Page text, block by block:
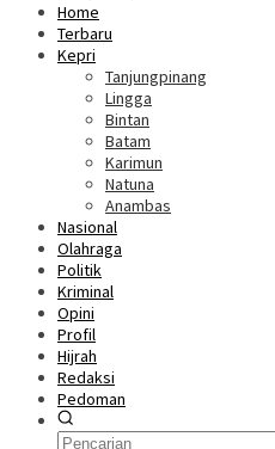
Home
Terbaru
Kepri
Tanjungpinang
Lingga
Bintan
Batam
Karimun
Natuna
Anambas
Nasional
Olahraga
Politik
Kriminal
Opini
Profil
Hijrah
Redaksi
Pedoman